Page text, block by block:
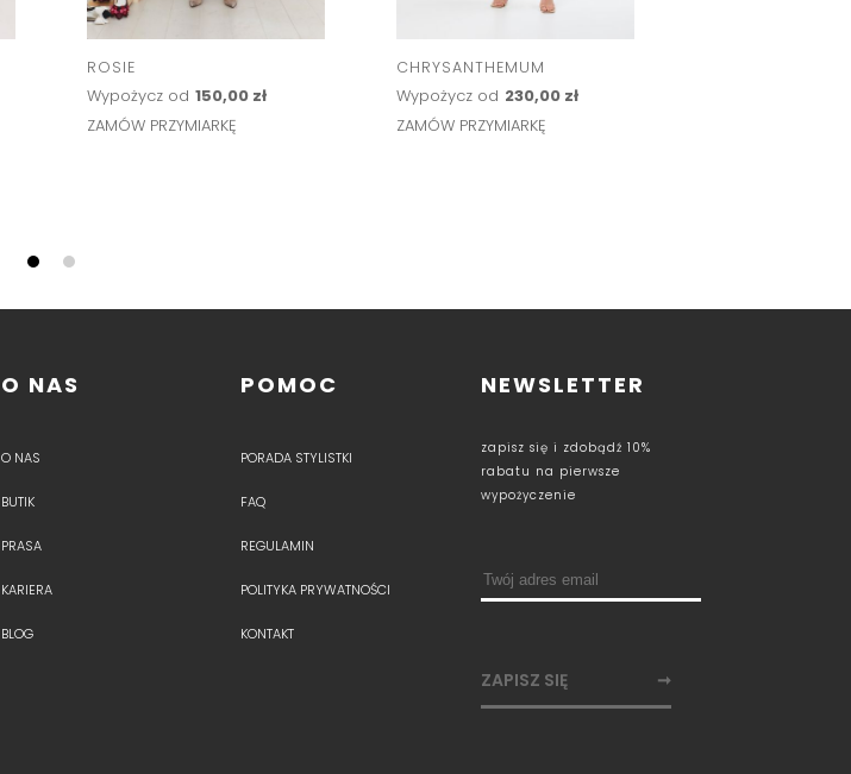
ROSIE
Wypożycz od 150,00 zł
ZAMÓW PRZYMIARKĘ
CHRYSANTHEMUM
Wypożycz od 230,00 zł
ZAMÓW PRZYMIARKĘ
O NAS
O NAS
BUTIK
PRASA
KARIERA
BLOG
POMOC
PORADA STYLISTKI
FAQ
REGULAMIN
POLITYKA PRYWATNOŚCI
KONTAKT
NEWSLETTER
zapisz się i zdobądź 10%
rabatu na pierwsze
wypożyczenie
ZAPISZ SIĘ ➞